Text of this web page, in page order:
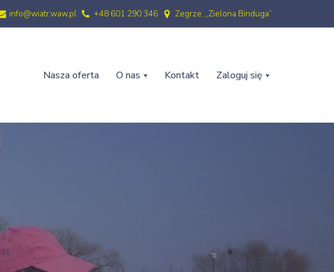
info@wiatr.waw.pl +48 601 290 346 Zegrze, „Zielona Binduga”
Nasza oferta O nas Kontakt Zaloguj się